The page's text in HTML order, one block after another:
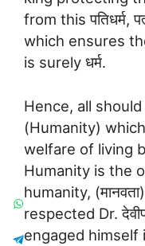
from this पतिधर्म,
which ensures
is surely धर्म.
Hence, all should
(Humanity)
welfare of living
Humanity is the
humanity,
respected Dr.
engaged himself